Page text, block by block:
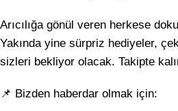
Arıcılığa gönül veren herkese
Yakında yine sürpriz hediyeler,
sizleri bekliyor olacak. Takipte
📌 Bizden haberdar olmak için: